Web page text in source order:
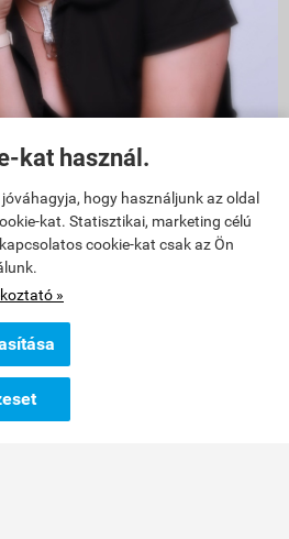
kat használ.
hogy használjunk az oldal
kat. Statisztikai, marketing célú
cookie-kat csak az Ön
»
tér 6
Fő utca 29-31 között!
a Lánchíd felé, Fő utca 29 és 31-es